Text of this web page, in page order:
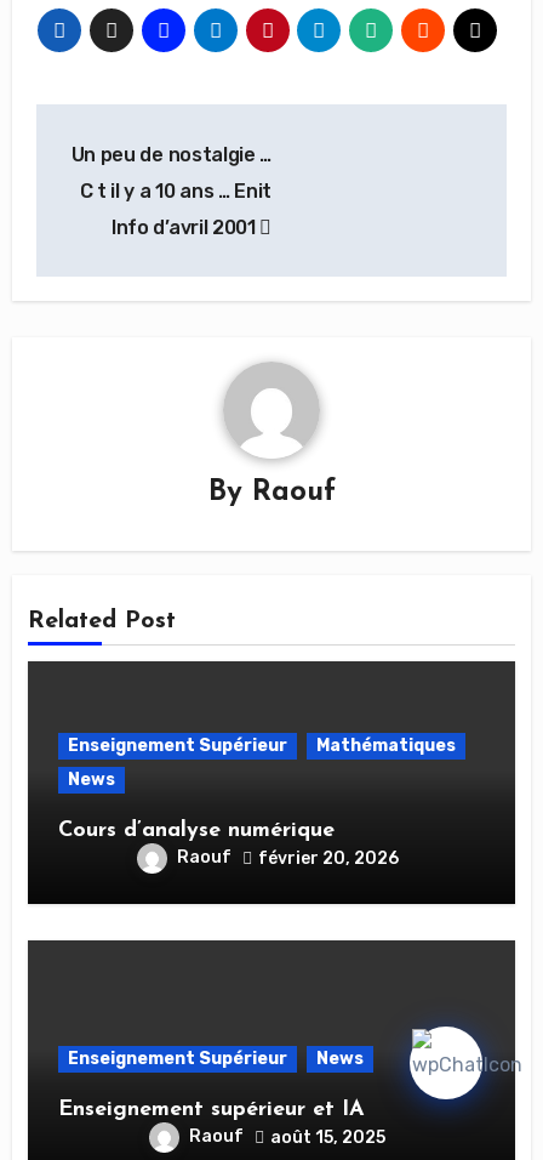
l’article
Un peu de nostalgie …
C t il y a 10 ans … Enit
Info d’avril 2001
By Raouf
Related Post
Enseignement Supérieur
Mathématiques
News
Cours d’analyse numérique
Raouf février 20, 2026
Enseignement Supérieur News
Enseignement supérieur et IA
Raouf août 15, 2025